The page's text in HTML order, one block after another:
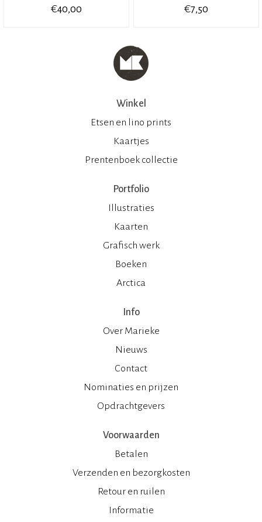
€40,00 €7,50
Winkel
Etsen en lino prints
Kaartjes
Prentenboek collectie
Portfolio
Illustraties
Kaarten
Grafisch werk
Boeken
Arctica
Info
Over Marieke
Nieuws
Contact
Nominaties en prijzen
Opdrachtgevers
Voorwaarden
Betalen
Verzenden en bezorgkosten
Retour en ruilen
Informatie